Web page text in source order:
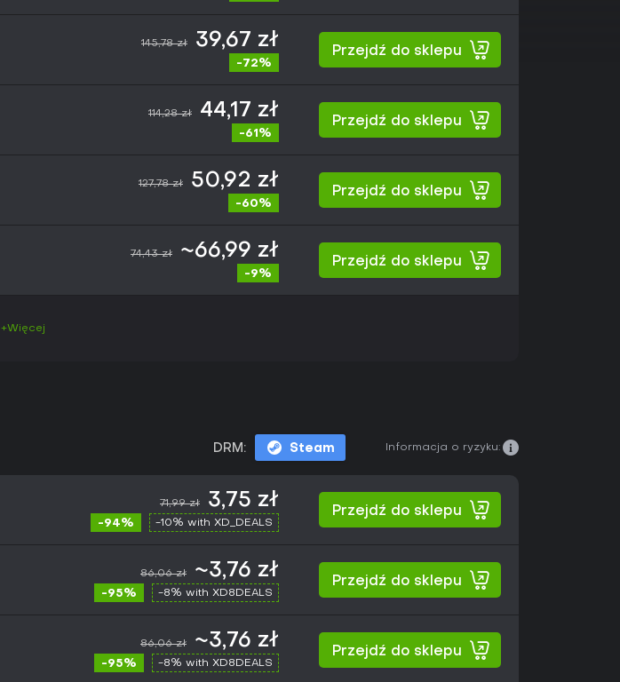
145,78 zł 39,67 zł
-72%
Przejdź do sklepu
114,28 zł 44,17 zł
-61%
Przejdź do sklepu
127,78 zł 50,92 zł
-60%
Przejdź do sklepu
74,43 zł ~66,99 zł
-9%
Przejdź do sklepu
+Więcej
DRM: Steam Informacja o ryzyku:
71,99 zł 3,75 zł
-94% -10% with XD_DEALS
Przejdź do sklepu
86,06 zł ~3,76 zł
-95% -8% with XD8DEALS
Przejdź do sklepu
86,06 zł ~3,76 zł
-95% -8% with XD8DEALS
Przejdź do sklepu